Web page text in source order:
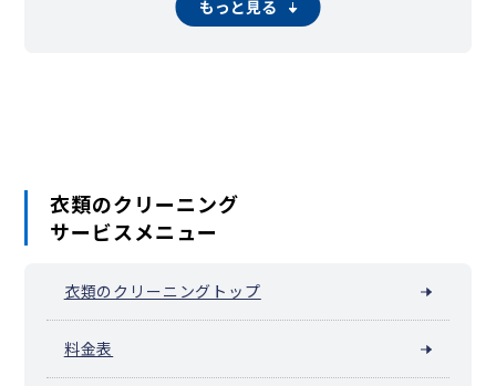
もっと見る
衣類のクリーニング
サービスメニュー
衣類のクリーニングトップ
料金表